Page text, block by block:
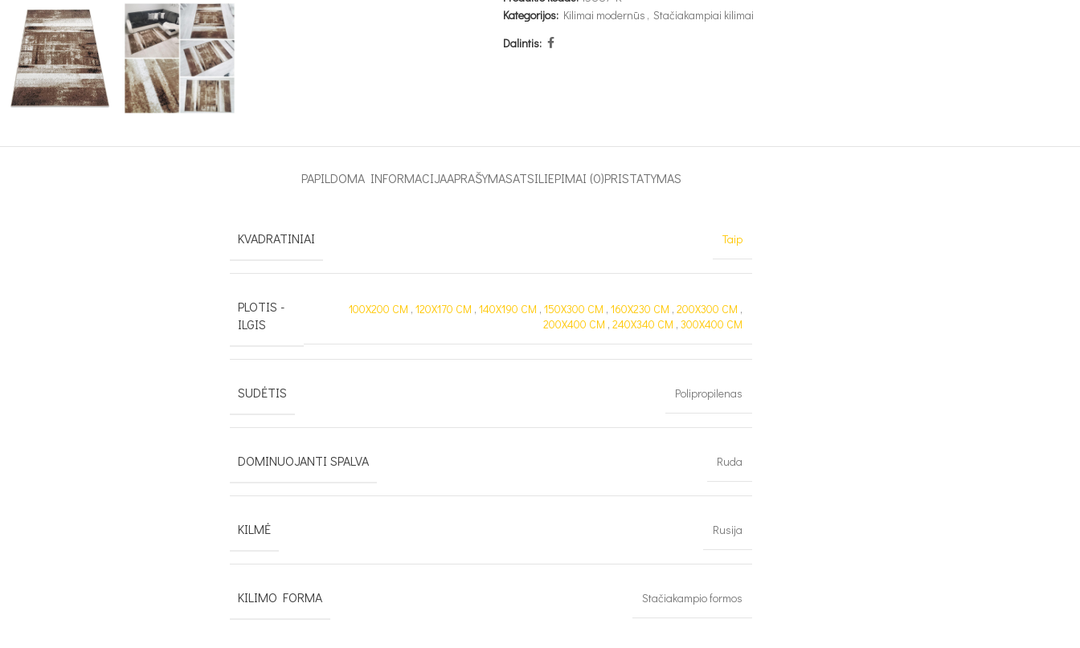
Kategorijos: Kilimai modernūs , Stačiakampiai kilimai
Dalintis:
PAPILDOMA INFORMACIJAAPRAŠYMASATSILIEPIMAI (0)PRISTATYMAS
KVADRATINIAI Taip
PLOTIS -
ILGIS
100X200 CM , 120X170 CM , 140X190 CM , 150X300 CM , 160X230 CM , 200X300 CM ,
200X400 CM , 240X340 CM , 300X400 CM
SUDĖTIS Polipropilenas
DOMINUOJANTI SPALVA Ruda
KILMĖ Rusija
KILIMO FORMA Stačiakampio formos